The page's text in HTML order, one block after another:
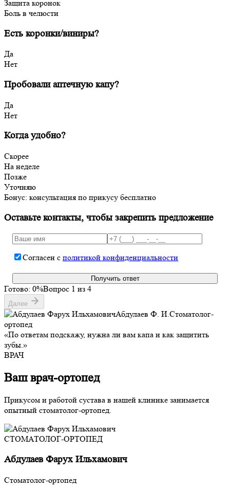
Защита коронок
Боль в челюсти
Есть коронки/виниры?
Да
Нет
Пробовали аптечную капу?
Да
Нет
Когда удобно?
Скорее
На неделе
Позже
Уточняю
Бонус: консультация по прикусу бесплатно
Оставьте контакты, чтобы закрепить предложение
Согласен с политикой конфиденциальности
Получить ответ
Готово: 0%Вопрос 1 из 4
Далее
Абдулаев Ф. И. Стоматолог-
ортопед
«По ответам подскажу, нужна ли вам капа и как защитить
зубы.»
ВРАЧ
Ваш врач-ортопед
Прикусом и работой сустава в нашей клинике занимается
опытный стоматолог-ортопед.
СТОМАТОЛОГ-ОРТОПЕД
Абдулаев Фарух Ильхамович
Стоматолог-ортопед